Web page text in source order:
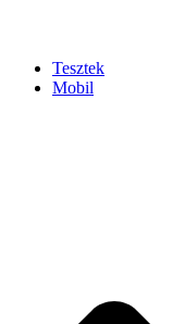
Tesztek
Mobil